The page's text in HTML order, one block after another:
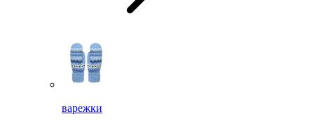
варежки